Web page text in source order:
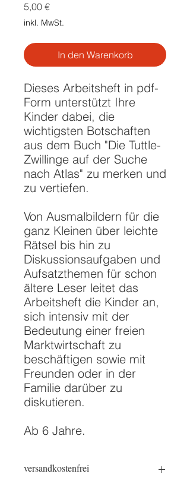
5,00 €Preis
inkl. MwSt.
In den Warenkorb
Dieses Arbeitsheft in pdf-
Form unterstützt Ihre
Kinder dabei, die
wichtigsten Botschaften
aus dem Buch "Die Tuttle-
Zwillinge auf der Suche
nach Atlas" zu merken und
zu vertiefen.
Von Ausmalbildern für die
ganz Kleinen über leichte
Rätsel bis hin zu
Diskussionsaufgaben und
Aufsatzthemen für schon
ältere Leser leitet das
Arbeitsheft die Kinder an,
sich intensiv mit der
Bedeutung einer freien
Marktwirtschaft zu
beschäftigen sowie mit
Freunden oder in der
Familie darüber zu
diskutieren.
Ab 6 Jahre.
versandkostenfrei